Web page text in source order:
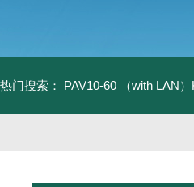
热门搜索： PAV10-60 （with LAN